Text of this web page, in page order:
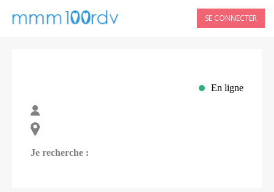
SE CONNECTER
En ligne
Je recherche :